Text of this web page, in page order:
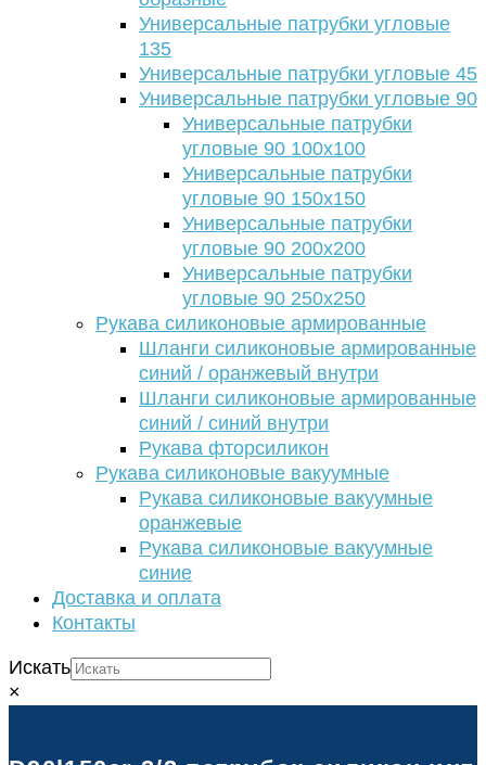
Универсальные патрубки угловые
135
Универсальные патрубки угловые 45
Универсальные патрубки угловые 90
Универсальные патрубки
угловые 90 100х100
Универсальные патрубки
угловые 90 150х150
Универсальные патрубки
угловые 90 200х200
Универсальные патрубки
угловые 90 250х250
Рукава силиконовые армированные
Шланги силиконовые армированные
синий / оранжевый внутри
Шланги силиконовые армированные
синий / синий внутри
Рукава фторсиликон
Рукава силиконовые вакуумные
Рукава силиконовые вакуумные
оранжевые
Рукава силиконовые вакуумные
синие
Доставка и оплата
Контакты
Искать
×